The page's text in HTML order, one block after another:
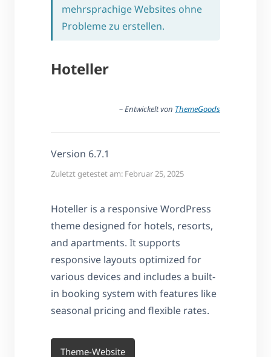
mehrsprachige Websites ohne
Probleme zu erstellen.
Hoteller
– Entwickelt von ThemeGoods
Version 6.7.1
Zuletzt getestet am: Februar 25, 2025
Hoteller is a responsive WordPress
theme designed for hotels, resorts,
and apartments. It supports
responsive layouts optimized for
various devices and includes a built-
in booking system with features like
seasonal pricing and flexible rates.
Theme-Website